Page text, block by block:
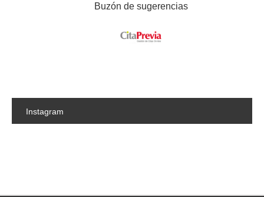
Buzón de sugerencias
Instagram